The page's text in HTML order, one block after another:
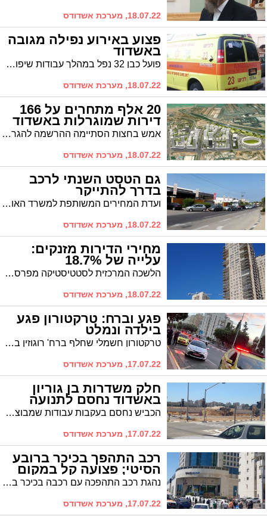
18.07.22, מערכת אשדודס
פצוע באירוע נפילה מגובה
באשדוד
פועל כבן 32 נפל במהלך עבודות שיפוצים בבניין ברחוב מקס נורדאו. צוותי ההצלה שהוזעקו למקום העניקו לו סיוע ראשוני ופינו אותו לבית החולים במצב בינוני
18.07.22, מערכת אשדודס
20 אלף מתחרים על 166
דירות שמוגרלות באשדוד
אמש בחצות הסתיימה ההרשמה להגרלה השנייה של תוכנית "דירה בהנחה". באשדוד נרשמו מעל ל-20 אלף משקי בית שמתחרים ביניהם על 166 דירות בסה"כ שמשתתפות בהגרלה. התוצאות יפורסמו באוגוסט הקרוב
18.07.22, מערכת אשדודס
גם הטסט השנתי לרכב
בדרך להתייקר
ועדת המחירים המשותפת למשרד האוצר והתחבורה העבירה לחתימת השרים המלצה לייקר את מבחן הרישוי השנתי ל-112 שקל, ושורה של אגרות נוספות ב-27%. שרת התחבורה אמרה שתבחן את נחיצות העלאת המחיר. שר האוצר הודיע שלא יחתום על הצו
18.07.22, מערכת אשדודס
מחירי הדירות מזנקים:
עלייה של 18.7%
הלשכה המרכזית לסטטיסטיקה מפרסמת את השינוי בשוק הדירות בחודשים האחרונים שממשיכים לרשום עלייה נוספת. בשנה האחרונה עלו מחירי הדירות החדשות בארץ בכ-18.7%. במחירי הדירות באופן כללי נרשמה עלייה של כ-16% בשנה האחרונה
18.07.22, מערכת אשדודס
פגע וברח: טרקטורון פגע
בילדה ונמלט
טרקטורון חשמלי שחלף ברח' רוגוזין בעיר פגע בילדה בת שלוש וחצי. צוותי מד״א ואיחוד הצלה העניקו לה טיפול ראשוני. היא פונתה במצב בינוני לאסותא. רוכב הטרקטורון נמלט מהמקום והמשטרה בסריקות אחריו
17.07.22, מערכת אשדודס
חלק משדרות בן גוריון
באשדוד נחסם לתנועה
הכביש נחסם בעקבות עבודות שמבוצעות בחלק שבין רחוב אורט לשדרות הרצל לבאים ממערב למזרח. נתיב נוסף נחסם בשדרות ירושלים, מצומת בני ברית ועד שדרות הפרחים. סעו בדרכים חלופיות
17.07.22, מערכת אשדודס
רכב התהפך בכיכר ברובע
הסיטי; פצועה קל במקום
נהגת רכב התהפכה עם רכבה בכיכר ברחוב צה"ל בסיטי. צוותי ההצלה העניקו לה טיפול ראשוני, מצבה קל
17.07.22, מערכת אשדודס